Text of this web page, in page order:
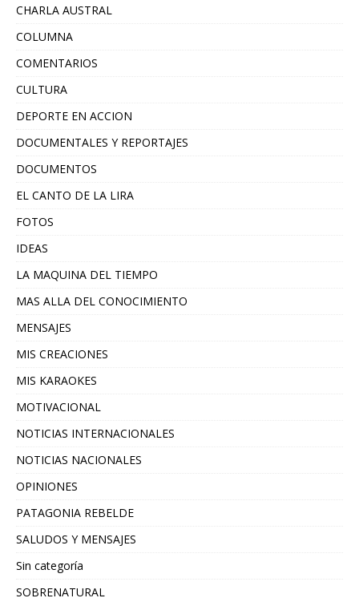
CHARLA AUSTRAL
COLUMNA
COMENTARIOS
CULTURA
DEPORTE EN ACCION
DOCUMENTALES Y REPORTAJES
DOCUMENTOS
EL CANTO DE LA LIRA
FOTOS
IDEAS
LA MAQUINA DEL TIEMPO
MAS ALLA DEL CONOCIMIENTO
MENSAJES
MIS CREACIONES
MIS KARAOKES
MOTIVACIONAL
NOTICIAS INTERNACIONALES
NOTICIAS NACIONALES
OPINIONES
PATAGONIA REBELDE
SALUDOS Y MENSAJES
Sin categoría
SOBRENATURAL